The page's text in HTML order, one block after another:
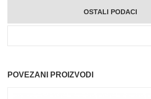
OSTALI PODACI
POVEZANI PROIZVODI